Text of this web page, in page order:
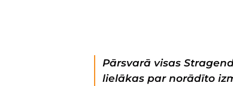
Pārsvarā visas
lielākas par norādīto